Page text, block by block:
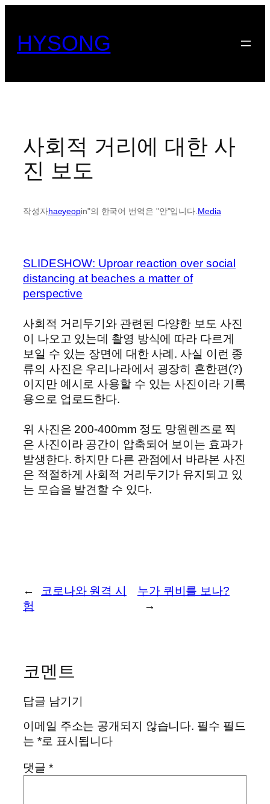
HYSONG
사회적 거리에 대한 사
진 보도
작성자haeyeopin"의 한국어 번역은 "안"입니다.Media
SLIDESHOW: Uproar reaction over social
distancing at beaches a matter of
perspective
사회적 거리두기와 관련된 다양한 보도 사진
이 나오고 있는데 촬영 방식에 따라 다르게
보일 수 있는 장면에 대한 사례. 사실 이런 종
류의 사진은 우리나라에서 굉장히 흔한편(?)
이지만 예시로 사용할 수 있는 사진이라 기록
용으로 업로드한다.
위 사진은 200-400mm 정도 망원렌즈로 찍
은 사진이라 공간이 압축되어 보이는 효과가
발생한다. 하지만 다른 관점에서 바라본 사진
은 적절하게 사회적 거리두기가 유지되고 있
는 모습을 발견할 수 있다.
←
코로나와 원격 시
험
누가 퀴비를 보나?
→
코멘트
답글 남기기
이메일 주소는 공개되지 않습니다. 필수 필드
는 *로 표시됩니다
댓글 *